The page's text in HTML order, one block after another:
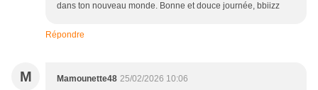
dans ton nouveau monde. Bonne et douce journée, bbiizz
Répondre
M Mamounette48 25/02/2026 10:06